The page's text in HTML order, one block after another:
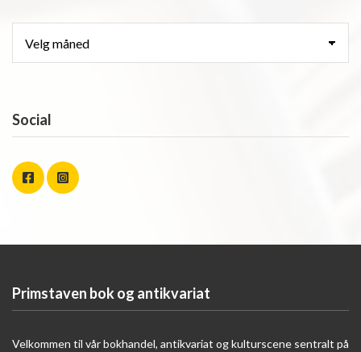
Social
Primstaven bok og antikvariat
Velkommen til vår bokhandel, antikvariat og kulturscene sentralt på